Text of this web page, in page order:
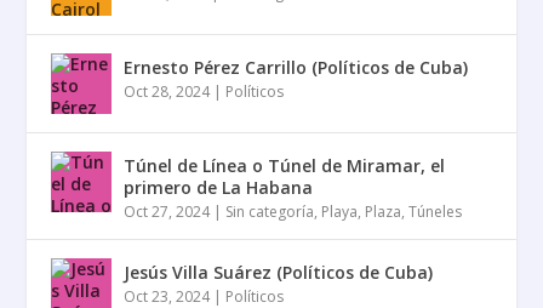
Ernesto Pérez Carrillo (Políticos de Cuba)
Oct 28, 2024| Políticos
Túnel de Línea o Túnel de Miramar, el
primero de La Habana
Oct 27, 2024| Sin categoría, Playa, Plaza,Túneles
Jesús Villa Suárez (Políticos de Cuba)
Oct 23, 2024| Políticos